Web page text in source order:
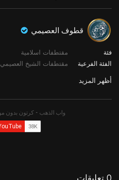
قطوف العصيمي
فئة
مقتطفات اسلامية
الفئة الفرعية
مقتطفات الشيخ العصيمي
أظهر المزيد
0 تعليقات